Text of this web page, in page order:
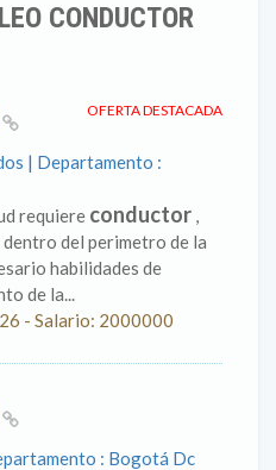
CONDUCTOR
OFERTA DESTACADA
| Departamento :
requiere conductor ,
del perimetro de la
habilidades de
de la...
- Salario: 2000000
: Bogotá Dc